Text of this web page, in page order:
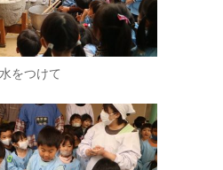
をつけて